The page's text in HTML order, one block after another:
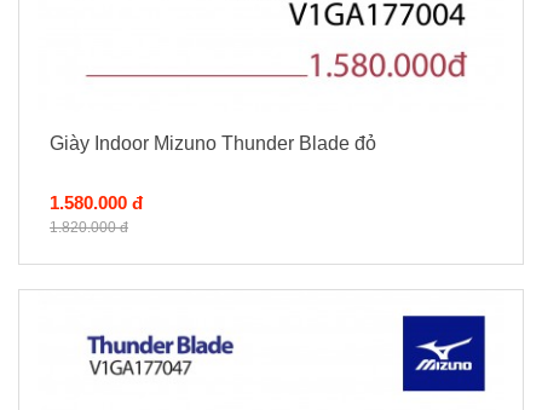
Giày Indoor Mizuno Thunder Blade đỏ
1.580.000 đ
1.820.000 đ